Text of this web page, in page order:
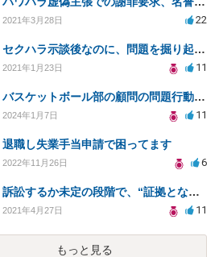
2021年3月28日 22
セクハラ示談後なのに、問題を掘り起こされました。
2021年1月23日 11
バスケットボール部の顧問の問題行動について訴えることは可能でしょうか？
2024年1月7日 11
退職し失業手当申請で困ってます
2022年11月26日 6
訴訟するか未定の段階で、“証拠となり得る物の保管”を会社に応じてもらえる方法は在りますか?
2021年4月27日 11
もっと見る